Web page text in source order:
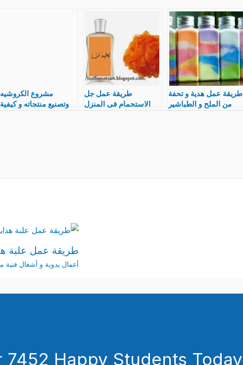
طريقة عمل هدية و تحفة
من الملح و الطباشير
طريقة عمل جل
الاستحمام فى المنزل
مشروع الكروشيه
وتصنيع منتجاته و كيفية
طريقة عمل علبة
أعمال يدوية و أشغال فنية
7452 Happy Students​ Today!